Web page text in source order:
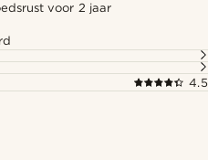
voor 2 jaar
4.5